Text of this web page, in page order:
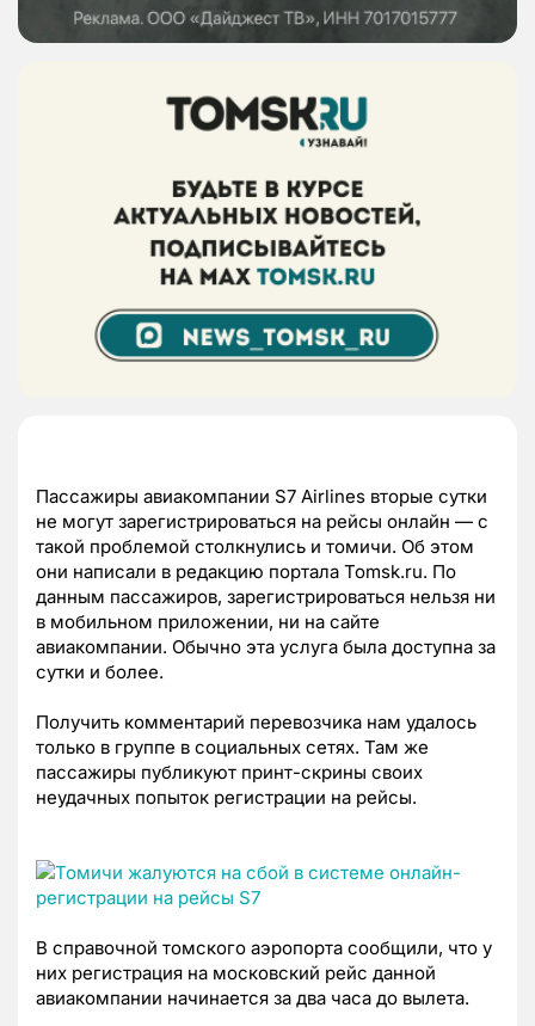
Пассажиры авиакомпании S7 Airlines вторые сутки
не могут зарегистрироваться на рейсы онлайн — с
такой проблемой столкнулись и томичи. Об этом
они написали в редакцию портала Tomsk.ru. По
данным пассажиров, зарегистрироваться нельзя ни
в мобильном приложении, ни на сайте
авиакомпании. Обычно эта услуга была доступна за
сутки и более.
Получить комментарий перевозчика нам удалось
только в группе в социальных сетях. Там же
пассажиры публикуют принт-скрины своих
неудачных попыток регистрации на рейсы.
В справочной томского аэропорта сообщили, что у
них регистрация на московский рейс данной
авиакомпании начинается за два часа до вылета.